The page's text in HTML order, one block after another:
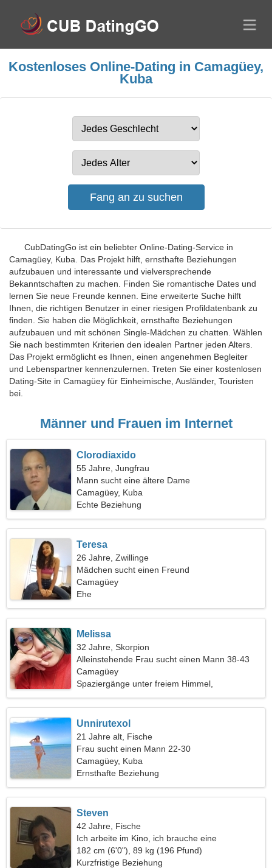
Kostenloses Online-Dating in Camagüey,
Kuba
CubDatingGo ist ein beliebter Online-Dating-Service in
Camagüey, Kuba. Das Projekt hilft, ernsthafte Beziehungen
aufzubauen und interessante und vielversprechende
Bekanntschaften zu machen. Finden Sie romantische Dates und
lernen Sie neue Freunde kennen. Eine erweiterte Suche hilft
Ihnen, die richtigen Benutzer in einer riesigen Profildatenbank zu
finden. Sie haben die Möglichkeit, ernsthafte Beziehungen
aufzubauen und mit schönen Single-Mädchen zu chatten. Wählen
Sie nach bestimmten Kriterien den idealen Partner jeden Alters.
Das Projekt ermöglicht es Ihnen, einen angenehmen Begleiter
und Lebenspartner kennenzulernen. Treten Sie einer kostenlosen
Dating-Site in Camagüey für Einheimische, Ausländer, Touristen
bei.
Männer und Frauen im Internet
Clorodiaxido
55 Jahre, Jungfrau
Mann sucht eine ältere Dame
Camagüey, Kuba
Echte Beziehung
Teresa
26 Jahre, Zwillinge
Mädchen sucht einen Freund
Camagüey
Ehe
Melissa
32 Jahre, Skorpion
Alleinstehende Frau sucht einen Mann 38-43
Camagüey
Spaziergänge unter freiem Himmel,
Unternehmerschaft
Unnirutexol
21 Jahre alt, Fische
Frau sucht einen Mann 22-30
Camagüey, Kuba
Ernsthafte Beziehung
Steven
42 Jahre, Fische
Ich arbeite im Kino, ich brauche eine
wundervolle Frau
182 cm (6'0"), 89 kg (196 Pfund)
Kurzfristige Beziehung